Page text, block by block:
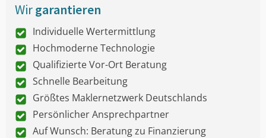
Wirgarantieren
Individuelle Wertermittlung
Hochmoderne Technologie
Qualifizierte Vor-Ort Beratung
Schnelle Bearbeitung
Größtes Maklernetzwerk Deutschlands
Persönlicher Ansprechpartner
Auf Wunsch: Beratung zu Finanzierung